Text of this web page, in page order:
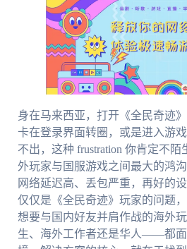
身在马来西亚，打开《全民奇迹
卡在登录界面转圈，或是进入游
不出，这种 frustration 你肯定不
外玩家与国服游戏之间最大的鸿
网络延迟高、丢包严重，再好的
仅仅是《全民奇迹》玩家的问题
想要与国内好友并肩作战的海外
生、海外工作者还是华人——都面